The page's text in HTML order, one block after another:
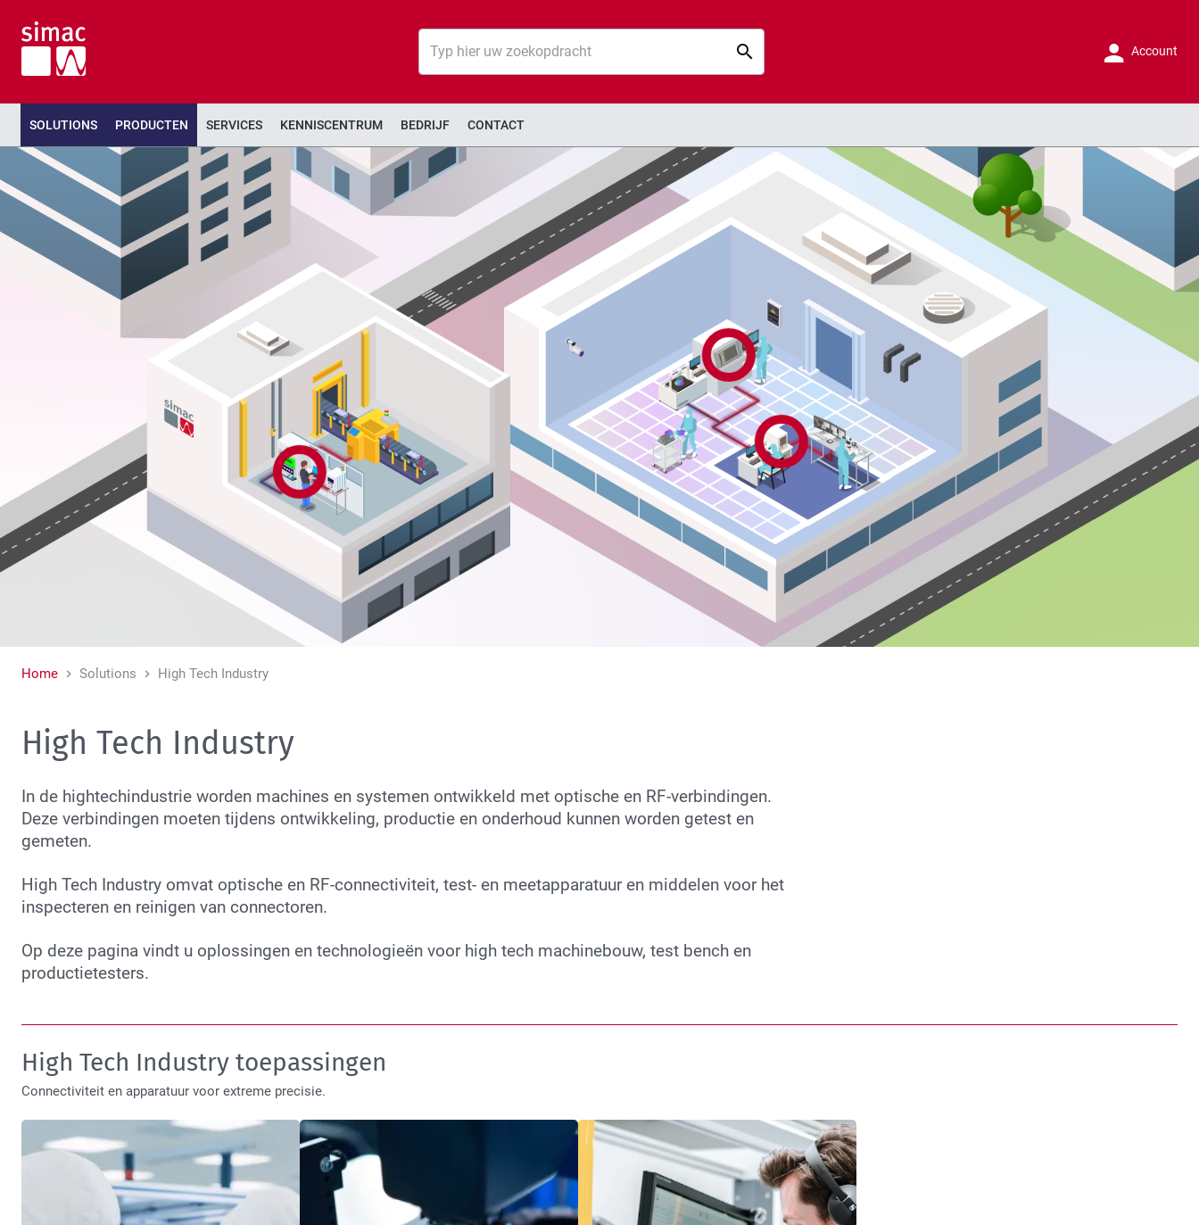
Account
SOLUTIONS PRODUCTEN SERVICES KENNISCENTRUM BEDRIJF CONTACT
Test Bench
High Tech Machinebouw
Productietesters
Home Solutions High Tech Industry
High Tech Industry
In de hightechindustrie worden machines en systemen ontwikkeld met optische en RF-verbindingen.
Deze verbindingen moeten tijdens ontwikkeling, productie en onderhoud kunnen worden getest en
gemeten.
High Tech Industry omvat optische en RF-connectiviteit, test- en meetapparatuur en middelen voor het
inspecteren en reinigen van connectoren.
Op deze pagina vindt u oplossingen en technologieën voor high tech machinebouw, test bench en
productietesters.
High Tech Industry toepassingen
Connectiviteit en apparatuur voor extreme precisie.